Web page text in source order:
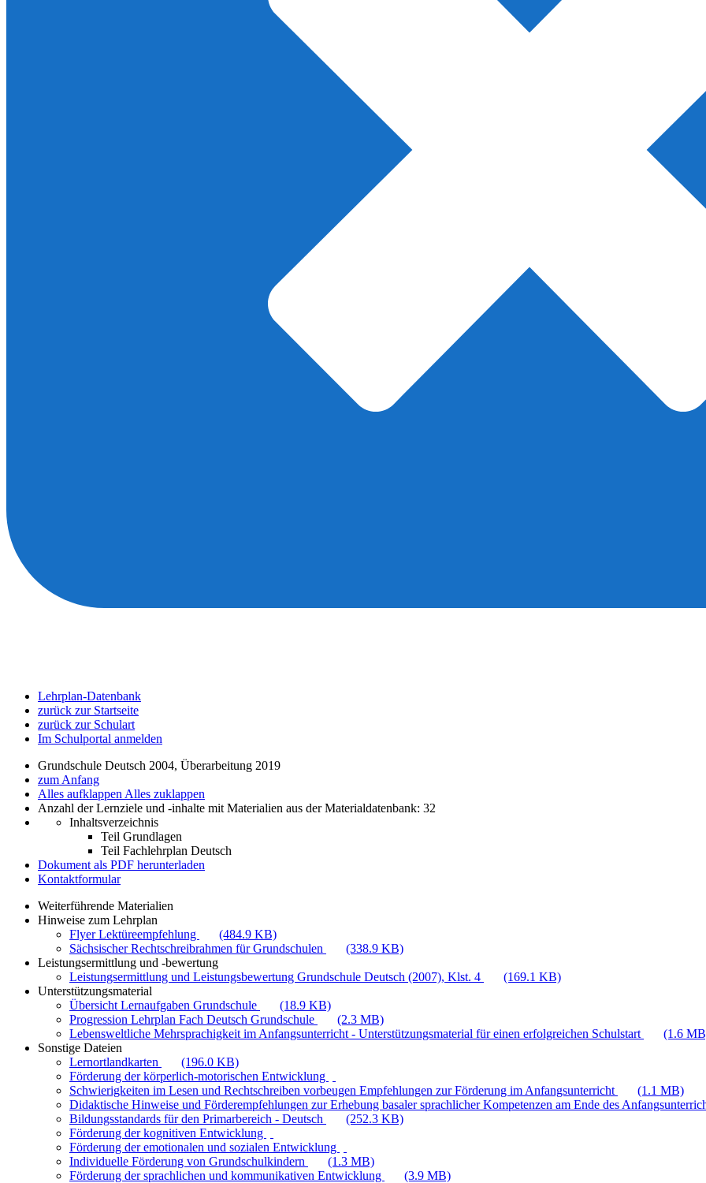
Lehrplan-Datenbank
zurück zur Startseite
zurück zur Schulart
Im Schulportal anmelden
Grundschule Deutsch 2004, Überarbeitung 2019
zum Anfang
Alles aufklappen Alles zuklappen
Anzahl der Lernziele und -inhalte mit Materialien aus der Materialdatenbank: 32
Inhaltsverzeichnis
Teil Grundlagen
Teil Fachlehrplan Deutsch
Dokument als PDF herunterladen
Kontaktformular
Weiterführende Materialien
Hinweise zum Lehrplan
Flyer Lektüreempfehlung
(484.9 KB)
Sächsischer Rechtschreibrahmen für Grundschulen
(338.9 KB)
Leistungsermittlung und -bewertung
Leistungsermittlung und Leistungsbewertung Grundschule Deutsch (2007), Klst. 4
(169.1 KB)
Unterstützungsmaterial
Übersicht Lernaufgaben Grundschule
(18.9 KB)
Progression Lehrplan Fach Deutsch Grundschule
(2.3 MB)
Lebensweltliche Mehrsprachigkeit im Anfangsunterricht - Unterstützungsmaterial für einen erfolgreichen Schulstart
(1.6
Sonstige Dateien
Lernortlandkarten
(196.0 KB)
Förderung der körperlich-motorischen Entwicklung
Schwierigkeiten im Lesen und Rechtschreiben vorbeugen Empfehlungen zur Förderung im Anfangsunterricht
(1.1 MB)
Didaktische Hinweise und Förderempfehlungen zur Erhebung basaler sprachlicher Kompetenzen am Ende des
Bildungsstandards für den Primarbereich - Deutsch
(252.3 KB)
Förderung der kognitiven Entwicklung
Förderung der emotionalen und sozialen Entwicklung
Individuelle Förderung von Grundschulkindern
(1.3 MB)
Förderung der sprachlichen und kommunikativen Entwicklung
(3.9 MB)